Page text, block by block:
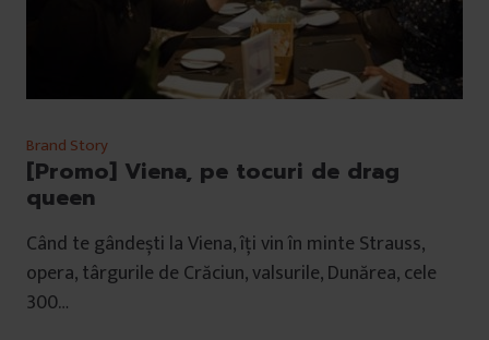
Brand Story
[Promo] Viena, pe tocuri de drag
queen
Când te gândești la Viena, îți vin în minte Strauss,
opera, târgurile de Crăciun, valsurile, Dunărea, cele
300…